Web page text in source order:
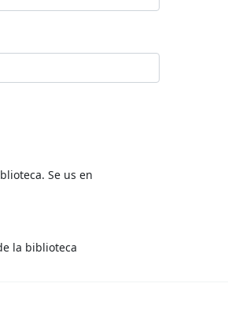
Se us en
la biblioteca